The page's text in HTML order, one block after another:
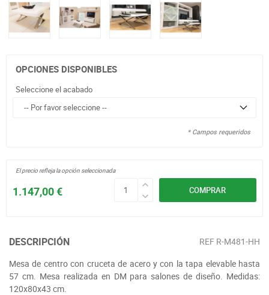
OPCIONES DISPONIBLES
Seleccione el acabado
* Campos requeridos
COMPRAR
1.147,00 €
El precio refleja la opción seleccionada
DESCRIPCIÓN REF R-M481-HH
Mesa de centro con cruceta de acero y con la tapa elevable hasta
57 cm. Mesa realizada en DM para salones de diseño. Medidas:
120x80x43 cm.